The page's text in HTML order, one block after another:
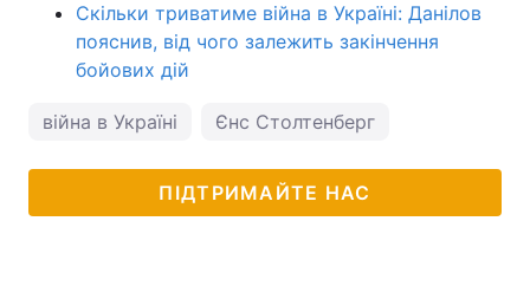
Скільки триватиме війна в Україні: Данілов
пояснив, від чого залежить закінчення
бойових дій
війна в Україні Єнс Столтенберг
ПІДТРИМАЙТЕ НАС